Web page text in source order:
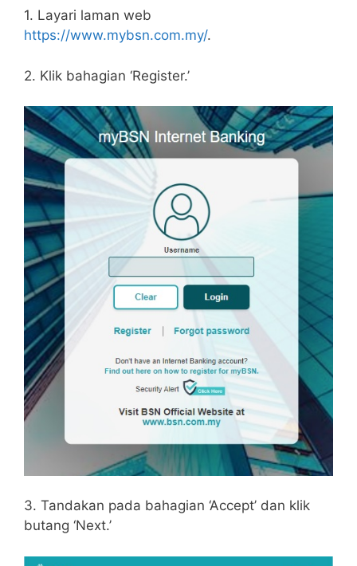
1. Layari laman web
https://www.mybsn.com.my/.
2. Klik bahagian ‘Register.’
3. Tandakan pada bahagian ‘Accept’ dan klik
butang ‘Next.’